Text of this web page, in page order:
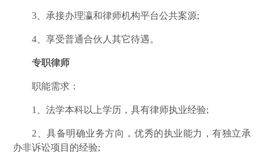
3、承接办理瀛和律师机构平台公共案源;
4、享受普通合伙人其它待遇。
专职律师
职能需求：
1、法学本科以上学历，具有律师执业经验;
2、具备明确业务方向，优秀的执业能力，有独立承
办非诉讼项目的经验;